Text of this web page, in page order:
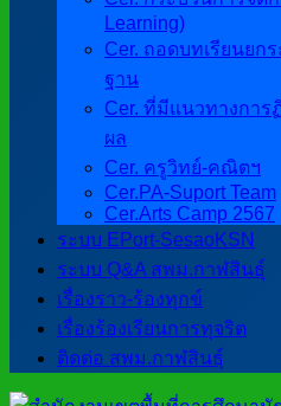
Learning)
Cer. ถอดบทเรียนยก
ฐาน
Cer. ที่มีแนวทางการ
ผล
Cer. ครูวิทย์-คณิตฯ
Cer.PA-Suport Team
Cer.Arts Camp 2567
ระบบ EPort-SesaoKSN
ระบบ Q&A สพม.กาฬสินธุ์
เรื่องราว-ร้องทุกข์
เรื่องร้องเรียนการทุจริต
ติดต่อ สพม.กาฬสินธุ์